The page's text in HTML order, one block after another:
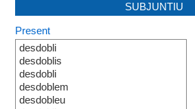
SUBJUNTIU
Present
desdobli
desdoblis
desdobli
desdoblem
desdobleu